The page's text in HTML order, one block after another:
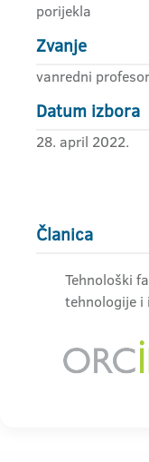
porijekla
Zvanje
vanredni profesor
Datum izbora
28. april 2022.
Članica
Tehnološki
tehnologije i